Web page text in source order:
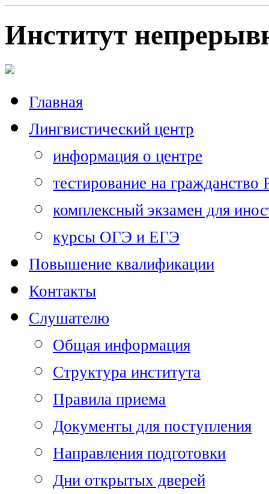
Институт
Главная
Лингвистический центр
информация о центре
тестирование на гражданство
комплексный экзамен для
курсы ОГЭ и ЕГЭ
Повышение квалификации
Контакты
Слушателю
Общая информация
Структура института
Правила приема
Документы для поступления
Направления подготовки
Дни открытых дверей